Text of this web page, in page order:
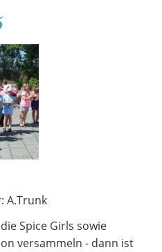
Spice Girls sowie
versammeln - dann ist